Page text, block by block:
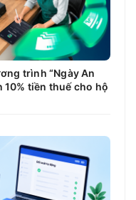
trình “Ngày An
10% tiền thuế cho hộ